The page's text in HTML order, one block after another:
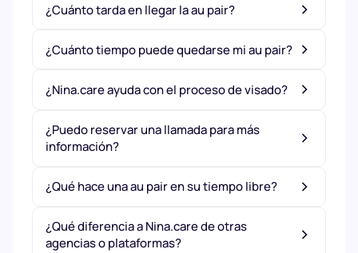
¿Cuánto tarda en llegar la au pair?
¿Cuánto tiempo puede quedarse mi au pair?
¿Nina.care ayuda con el proceso de visado?
¿Puedo reservar una llamada para más
información?
¿Qué hace una au pair en su tiempo libre?
¿Qué diferencia a Nina.care de otras
agencias o plataformas?